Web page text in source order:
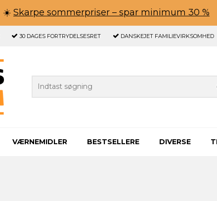
☀️ Skarpe sommerpriser – spar minimum 30 %
30 DAGES FORTRYDELSESRET DANSKEJET FAMILIEVIRKSOMHED
VÆRNEMIDLER BESTSELLERE DIVERSE